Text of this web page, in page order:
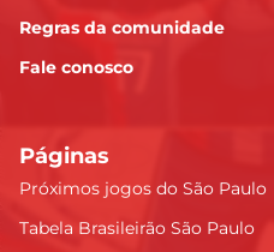
Regras da comunidade
Fale conosco
Páginas
Próximos jogos do São Paulo
Tabela Brasileirão São Paulo